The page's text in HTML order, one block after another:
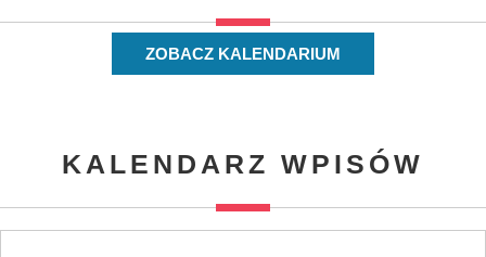
ZOBACZ KALENDARIUM
KALENDARZ WPISÓW